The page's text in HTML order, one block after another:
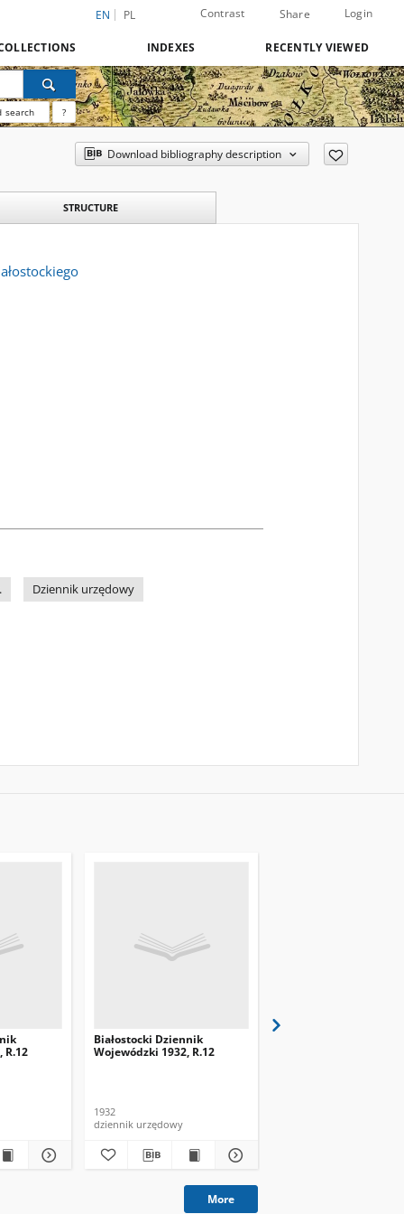
EN PL Contrast Share Login
INDEXES RECENTLY VIEWED
search ?
Download bibliography description
STRUCTURE
Dziennik urzędowy
R.12
Białostocki Dziennik
Wojewódzki 1932, R.12
1932
dziennik urzędowy
More